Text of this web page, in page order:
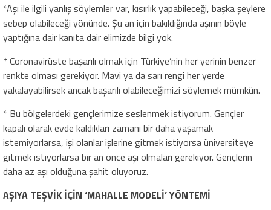
*Aşı ile ilgili yanlış söylemler var, kısırlık yapabileceği, başka şeylere
sebep olabileceği yönünde. Şu an için bakıldığında aşının böyle
yaptığına dair kanıta dair elimizde bilgi yok.
* Coronavirüste başarılı olmak için Türkiye’nin her yerinin benzer
renkte olması gerekiyor. Mavi ya da sarı rengi her yerde
yakalayabilirsek ancak başarılı olabileceğimizi söylemek mümkün.
* Bu bölgelerdeki gençlerimize seslenmek istiyorum. Gençler
kapalı olarak evde kaldıkları zamanı bir daha yaşamak
istemiyorlarsa, işi olanlar işlerine gitmek istiyorsa üniversiteye
gitmek istiyorlarsa bir an önce aşı olmaları gerekiyor. Gençlerin
daha az aşı olduğuna şahit oluyoruz.
AŞIYA TEŞVİK İÇİN ‘MAHALLE MODELİ’ YÖNTEMİ